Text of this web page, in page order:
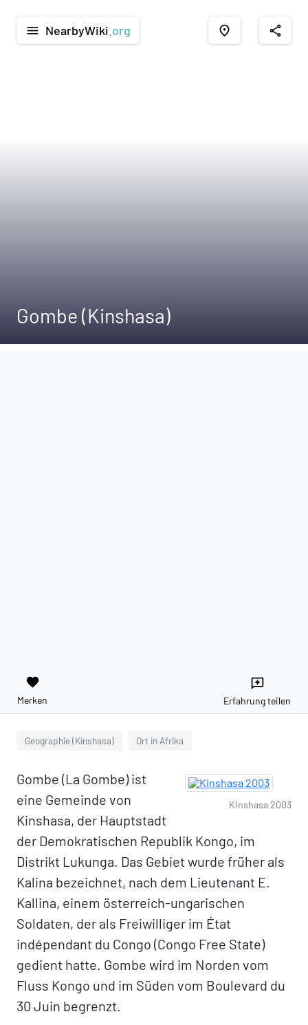
menu NearbyWiki .org place share
Gombe (Kinshasa)
favorite
Merken
reviews
Erfahrung teilen
Geographie (Kinshasa) Ort in Afrika
Kinshasa 2003
Gombe (La Gombe) ist
eine Gemeinde von
Kinshasa, der Hauptstadt
der Demokratischen Republik Kongo, im
Distrikt Lukunga. Das Gebiet wurde früher als
Kalina bezeichnet, nach dem Lieutenant E.
Kallina, einem österreich-ungarischen
Soldaten, der als Freiwilliger im État
indépendant du Congo (Congo Free State)
gedient hatte. Gombe wird im Norden vom
Fluss Kongo und im Süden vom Boulevard du
30 Juin begrenzt.